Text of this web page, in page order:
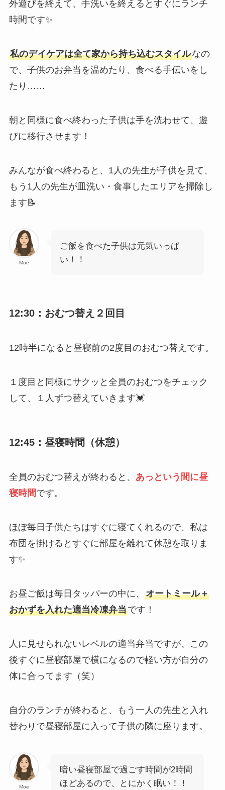
外遊びを終えて、手洗いを終えるとすぐにランチ
時間です✨
私のデイケアは全て家から持ち込むスタイルなの
で、子供のお弁当を温めたり、食べる手伝いをし
たり……
朝と同様に食べ終わった子供は手を洗わせて、遊
びに移行させます！
みんなが食べ終わると、1人の先生が子供を見て、
もう1人の先生が皿洗い・食事したエリアを掃除し
ます📝
Moe
ご飯を食べた子供は元気いっぱ
い！！
12:30：おむつ替え２回目
12時半になると昼寝前の2度目のおむつ替えです。
１度目と同様にサクッと全員のおむつをチェック
して、１人ずつ替えていきます💓
12:45：昼寝時間（休憩）
全員のおむつ替えが終わると、 あっという間に昼
寝時間です。
ほぼ毎日子供たちはすぐに寝てくれるので、私は
布団を掛けるとすぐに部屋を離れて休憩を取りま
す✨
お昼ご飯は毎日タッパーの中に、 オートミール＋
おかずを入れた適当冷凍弁当です！
人に見せられないレベルの適当弁当ですが、この
後すぐに昼寝部屋で横になるので軽い方が自分の
体に合ってます（笑）
自分のランチが終わると、もう一人の先生と入れ
替わりで昼寝部屋に入って子供の隣に座ります。
Moe
暗い昼寝部屋で過ごす時間が2時間
ほどあるので、とにかく眠い！！